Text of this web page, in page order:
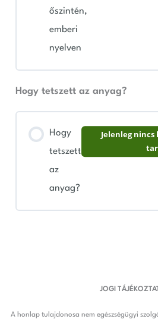
őszintén,
emberi
nyelven
Hogy tetszett az anyag?
Hogy
tetszett
az
anyag?
Jelenleg nincs
JOGI
A honlap tulajdonosa nem egészségügyi